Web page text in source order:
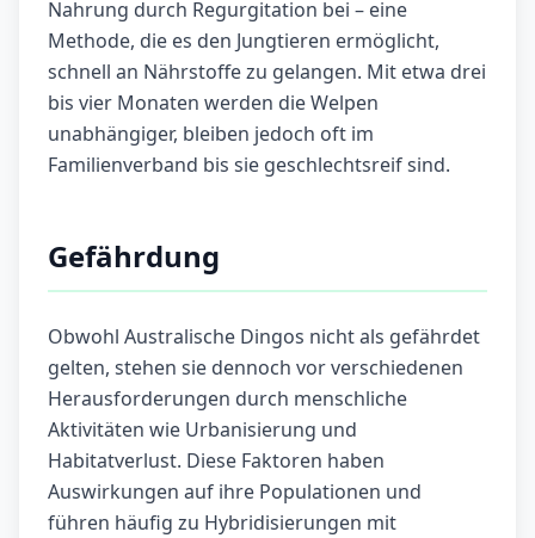
Nahrung durch Regurgitation bei – eine
Methode, die es den Jungtieren ermöglicht,
schnell an Nährstoffe zu gelangen. Mit etwa drei
bis vier Monaten werden die Welpen
unabhängiger, bleiben jedoch oft im
Familienverband bis sie geschlechtsreif sind.
Gefährdung
Obwohl Australische Dingos nicht als gefährdet
gelten, stehen sie dennoch vor verschiedenen
Herausforderungen durch menschliche
Aktivitäten wie Urbanisierung und
Habitatverlust. Diese Faktoren haben
Auswirkungen auf ihre Populationen und
führen häufig zu Hybridisierungen mit